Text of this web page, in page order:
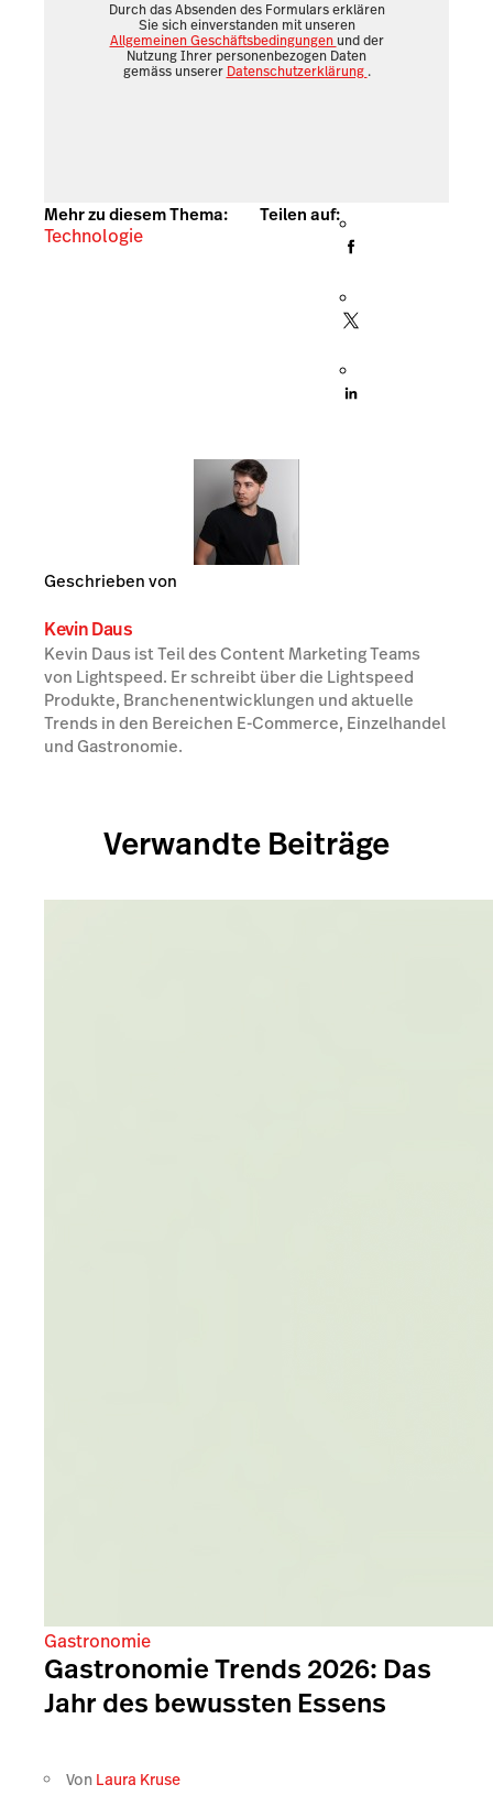
Durch das Absenden des Formulars erklären
Sie sich einverstanden mit unseren
Allgemeinen Geschäftsbedingungen und der
Nutzung Ihrer personenbezogen Daten
gemäss unserer Datenschutzerklärung .
Mehr zu diesem Thema:
Technologie
Teilen auf:
Geschrieben von
Kevin Daus
Kevin Daus ist Teil des Content Marketing Teams
von Lightspeed. Er schreibt über die Lightspeed
Produkte, Branchenentwicklungen und aktuelle
Trends in den Bereichen E-Commerce, Einzelhandel
und Gastronomie.
Verwandte Beiträge
Gastronomie
Gastronomie Trends 2026: Das
Jahr des bewussten Essens
Von Laura Kruse